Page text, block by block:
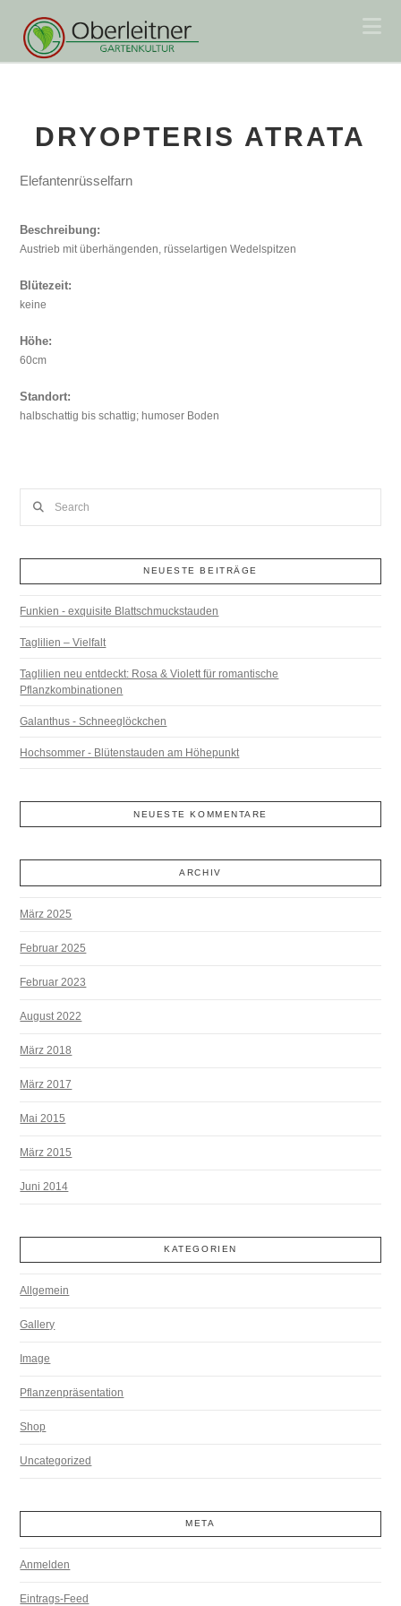
DRYOPTERIS ATRATA
Elefantenrüsselfarn
Beschreibung:
Austrieb mit überhängenden, rüsselartigen Wedelspitzen
Blütezeit:
keine
Höhe:
60cm
Standort:
halbschattig bis schattig; humoser Boden
NEUESTE BEITRÄGE
Funkien - exquisite Blattschmuckstauden
Taglilien – Vielfalt
Taglilien neu entdeckt: Rosa & Violett für romantische
Pflanzkombinationen
Galanthus - Schneeglöckchen
Hochsommer - Blütenstauden am Höhepunkt
NEUESTE KOMMENTARE
ARCHIV
März 2025
Februar 2025
Februar 2023
August 2022
März 2018
März 2017
Mai 2015
März 2015
Juni 2014
KATEGORIEN
Allgemein
Gallery
Image
Pflanzenpräsentation
Shop
Uncategorized
META
Anmelden
Eintrags-Feed